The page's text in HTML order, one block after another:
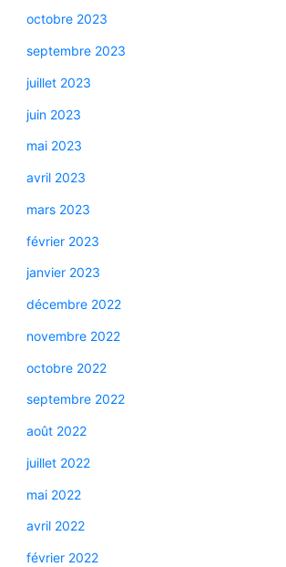
octobre 2023
septembre 2023
juillet 2023
juin 2023
mai 2023
avril 2023
mars 2023
février 2023
janvier 2023
décembre 2022
novembre 2022
octobre 2022
septembre 2022
août 2022
juillet 2022
mai 2022
avril 2022
février 2022